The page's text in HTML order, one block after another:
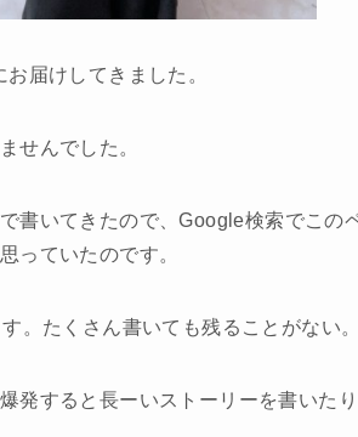
届けしてきました。
せんでした。
書いてきたので、Google検索でこの
っていたのです。
。たくさん書いても残ることがない。
発すると長ーいストーリーを書いたり